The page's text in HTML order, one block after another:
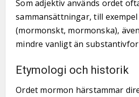
Som adjektiv används ordet
sammansättningar, till exempel
(mormonskt, mormonska),
mindre vanligt än
Etymologi och historik
Ordet mormon härstammar